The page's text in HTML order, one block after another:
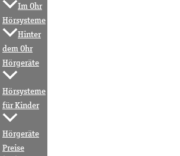
Im Ohr
Hörsysteme
Hinter
dem Ohr
Hörgeräte
Hörsysteme
für Kinder
Hörgeräte
Preise